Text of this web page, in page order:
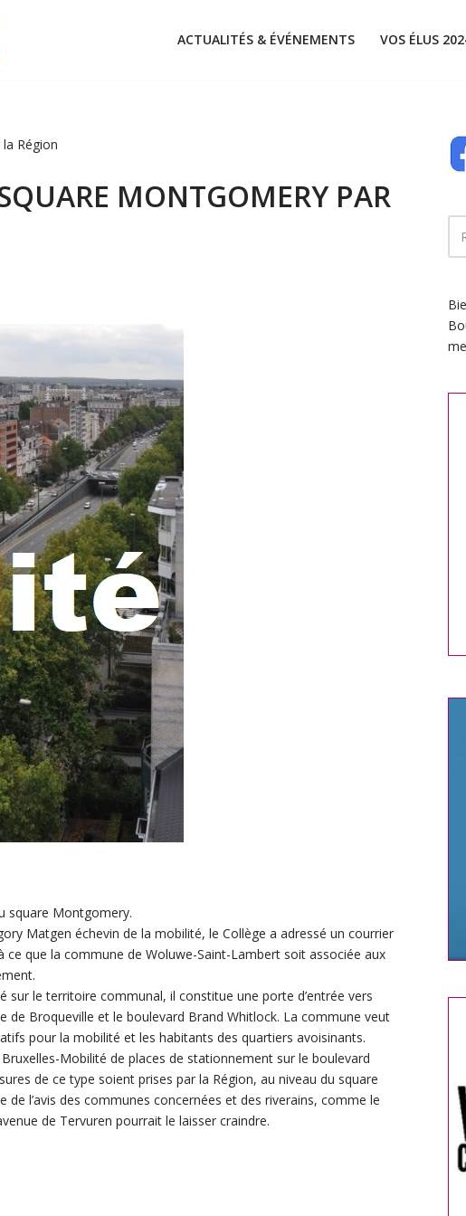
ACTUALITÉS & ÉVÉNEMENTS VOS ÉLUS
Région
MONTGOMERY PAR
square Montgomery.
Matgen échevin de la mobilité, le Collège a adressé un courrier
que la commune de Woluwe-Saint-Lambert soit associée aux
sur le territoire communal, il constitue une porte d’entrée vers
de Broqueville et le boulevard Brand Whitlock. La commune veut
pour la mobilité et les habitants des quartiers avoisinants.
Mobilité de places de stationnement sur le boulevard
de ce type soient prises par la Région, au niveau du square
l’avis des communes concernées et des riverains, comme le
de Tervuren pourrait le laisser craindre.